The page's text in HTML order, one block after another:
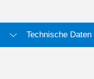
Technische Daten